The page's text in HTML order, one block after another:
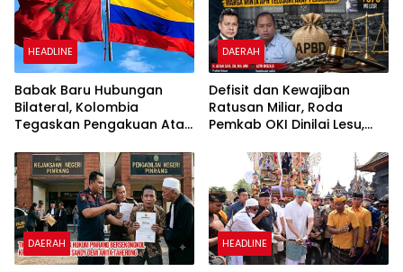
HEADLINE
Babak Baru Hubungan
Bilateral, Kolombia
Tegaskan Pengakuan Atas
Wilayah Sahara
DAERAH
Defisit dan Kewajiban
Ratusan Miliar, Roda
Pemkab OKI Dinilai Lesu,
Akar Persoalan
DAERAH HEADLINE